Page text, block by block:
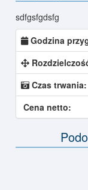
sdfgsfgdsfg
Godzina
Czas trwania:
Cena netto: